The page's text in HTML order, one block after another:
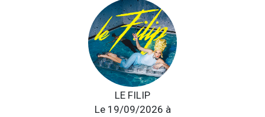
LE FILIP
Le 19/09/2026 à